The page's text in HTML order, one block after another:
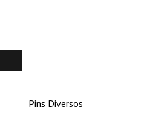
Pins Diversos